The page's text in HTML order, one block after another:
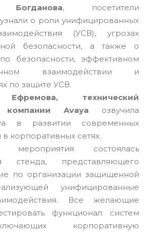
Богданова, посетители
о роли унифицированных
(УСВ), угрозах
безопасности, а также о
безопасности, эффективном
взаимодействии и
по защите УСВ.
Ефремова, технический
компании Avaya озвучила
в развитии современных
в корпоративных сетях.
состоялась
стенда, представляющего
по организации защищенной
унифицированные
Все желающие
функционал систем
корпоративную